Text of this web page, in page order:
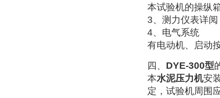
本试验机的操纵
3、测力仪表详阅
4、电气系统
有电动机、启动
四、 DYE-300型
本水泥压力机安
定，试验机周围